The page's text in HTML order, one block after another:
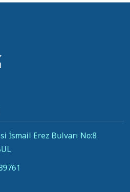
İsmail Erez Bulvarı No:8